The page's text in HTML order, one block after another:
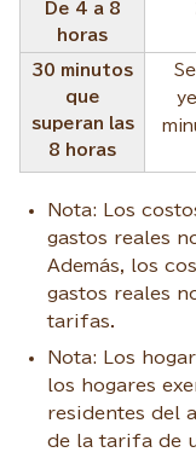
De 4 a 8
horas
30 minutos
que
superan las
8 horas
Nota: Los
gastos reales
Además, los
gastos reales
tarifas.
Nota: Los
los hogares
residentes del
de la tarifa de